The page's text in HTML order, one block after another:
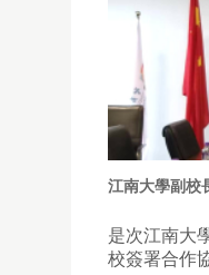
江南大學副校
是次江南大
校簽署合作